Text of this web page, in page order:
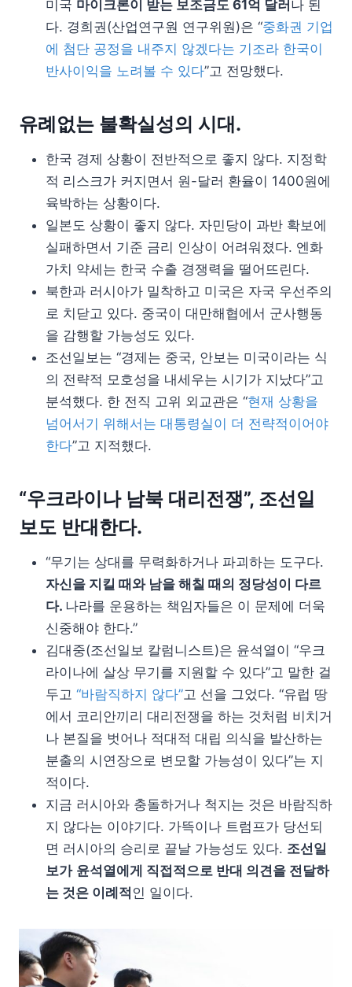
미국 마이크론이 받는 보조금도 61억 달러 나 된
다. 경희권(산업연구원 연구위원)은 “중화권 기업
에 첨단 공정을 내주지 않겠다는 기조라 한국이
반사이익을 노려볼 수 있다”고 전망했다.
유례없는 불확실성의 시대.
한국 경제 상황이 전반적으로 좋지 않다. 지정학
적 리스크가 커지면서 원-달러 환율이 1400원에
육박하는 상황이다.
일본도 상황이 좋지 않다. 자민당이 과반 확보에
실패하면서 기준 금리 인상이 어려워졌다. 엔화
가치 약세는 한국 수출 경쟁력을 떨어뜨린다.
북한과 러시아가 밀착하고 미국은 자국 우선주의
로 치닫고 있다. 중국이 대만해협에서 군사행동
을 감행할 가능성도 있다.
조선일보는 “경제는 중국, 안보는 미국이라는 식
의 전략적 모호성을 내세우는 시기가 지났다”고
분석했다. 한 전직 고위 외교관은 “현재 상황을
넘어서기 위해서는 대통령실이 더 전략적이어야
한다”고 지적했다.
“우크라이나 남북 대리전쟁”, 조선일
보도 반대한다.
“무기는 상대를 무력화하거나 파괴하는 도구다.
자신을 지킬 때와 남을 해칠 때의 정당성이 다르
다. 나라를 운용하는 책임자들은 이 문제에 더욱
신중해야 한다.”
김대중(조선일보 칼럼니스트)은 윤석열이 “우크
라이나에 살상 무기를 지원할 수 있다”고 말한 걸
두고 “바람직하지 않다”고 선을 그었다. “유럽 땅
에서 코리안끼리 대리전쟁을 하는 것처럼 비치거
나 본질을 벗어나 적대적 대립 의식을 발산하는
분출의 시연장으로 변모할 가능성이 있다”는 지
적이다.
지금 러시아와 충돌하거나 척지는 것은 바람직하
지 않다는 이야기다. 가뜩이나 트럼프가 당선되
면 러시아의 승리로 끝날 가능성도 있다. 조선일
보가 윤석열에게 직접적으로 반대 의견을 전달하
는 것은 이례적 인 일이다.